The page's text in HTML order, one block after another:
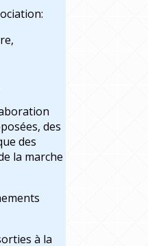
des
des
la marche
à la